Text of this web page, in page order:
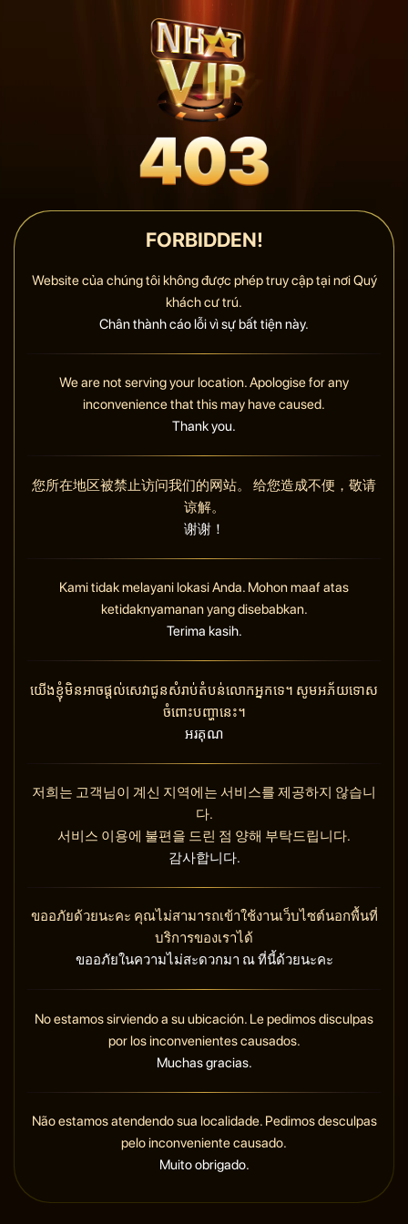
FORBIDDEN!
Website của chúng tôi không được phép truy cập tại nơi Quý
khách cư trú.
Chân thành cáo lỗi vì sự bất tiện này.
We are not serving your location. Apologise for any
inconvenience that this may have caused.
Thank you.
您所在地区被禁止访问我们的网站。 给您造成不便，敬请
谅解。
谢谢！
Kami tidak melayani lokasi Anda. Mohon maaf atas
ketidaknyamanan yang disebabkan.
Terima kasih.
យើងខ្ញុំមិនអាចផ្តល់សេវាជូនសំរាប់តំបន់លោកអ្នកទេ។ សូមអភ័យទោស
ចំពោះបញ្ហានេះ។
អរគុណ
저희는 고객님이 계신 지역에는 서비스를 제공하지 않습니
다.
서비스 이용에 불편을 드린 점 양해 부탁드립니다.
감사합니다.
ขออภัยด้วยนะคะ คุณไม่สามารถเข้าใช้งานเว็บไซต์นอกพื้นที่
บริการของเราได้
ขออภัยในความไม่สะดวกมา ณ ที่นี้ด้วยนะคะ
No estamos sirviendo a su ubicación. Le pedimos disculpas
por los inconvenientes causados.
Muchas gracias.
Não estamos atendendo sua localidade. Pedimos desculpas
pelo inconveniente causado.
Muito obrigado.